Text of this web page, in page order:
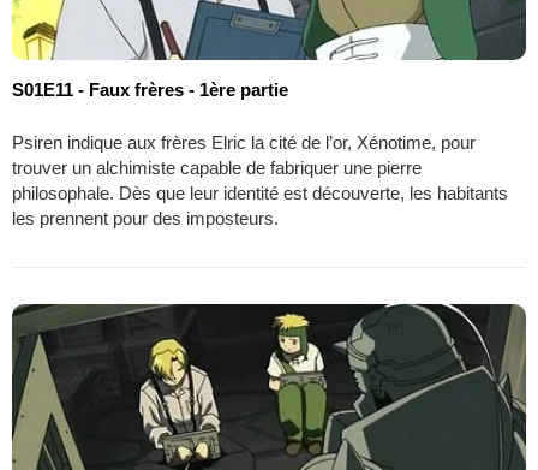
S01E11 - Faux frères - 1ère partie
Psiren indique aux frères Elric la cité de l’or, Xénotime, pour
trouver un alchimiste capable de fabriquer une pierre
philosophale. Dès que leur identité est découverte, les habitants
les prennent pour des imposteurs.